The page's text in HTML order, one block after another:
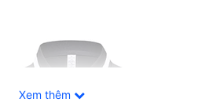
Xem thêm